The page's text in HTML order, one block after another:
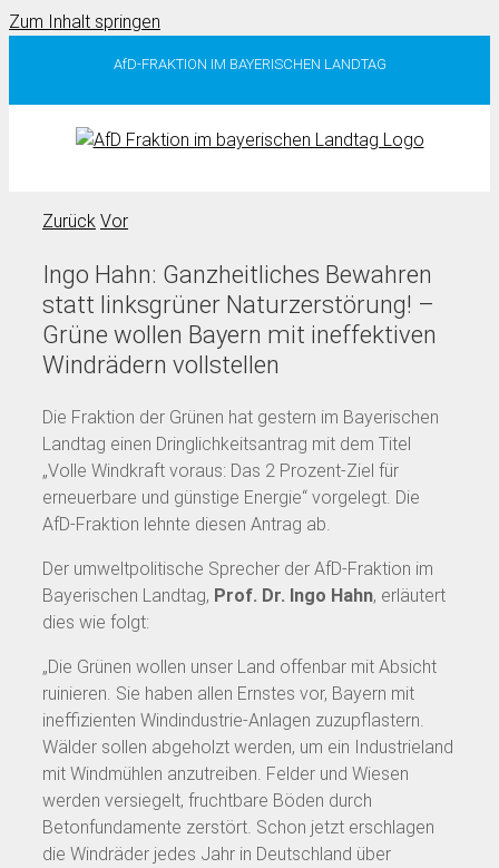
Zum Inhalt springen
AfD-FRAKTION IM BAYERISCHEN LANDTAG
Zurück Vor
Ingo Hahn: Ganzheitliches Bewahren
statt linksgrüner Naturzerstörung! –
Grüne wollen Bayern mit ineffektiven
Windrädern vollstellen
Die Fraktion der Grünen hat gestern im Bayerischen
Landtag einen Dringlichkeitsantrag mit dem Titel
„Volle Windkraft voraus: Das 2 Prozent-Ziel für
erneuerbare und günstige Energie“ vorgelegt. Die
AfD-Fraktion lehnte diesen Antrag ab.
Der umweltpolitische Sprecher der AfD-Fraktion im
Bayerischen Landtag, Prof. Dr. Ingo Hahn, erläutert
dies wie folgt:
„Die Grünen wollen unser Land offenbar mit Absicht
ruinieren. Sie haben allen Ernstes vor, Bayern mit
ineffizienten Windindustrie-Anlagen zuzupflastern.
Wälder sollen abgeholzt werden, um ein Industrieland
mit Windmühlen anzutreiben. Felder und Wiesen
werden versiegelt, fruchtbare Böden durch
Betonfundamente zerstört. Schon jetzt erschlagen
die Windräder jedes Jahr in Deutschland über